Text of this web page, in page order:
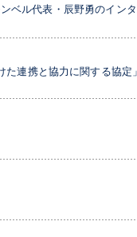
ベル代表・辰野勇のイン
た連携と協力に関する協定